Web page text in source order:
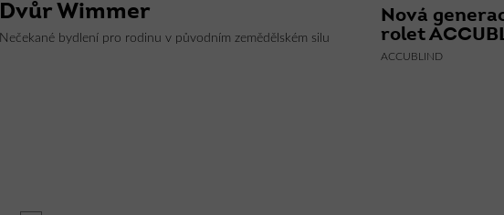
Dvůr Wimmer
Nečekané bydlení pro rodinu v původním zemědělském silu
Nová
rolet
ACCUBLIND